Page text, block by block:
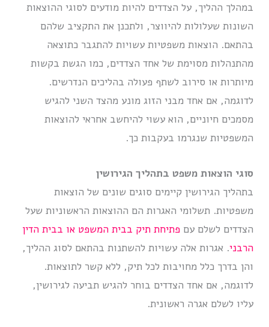
במהלך ההליך, על הצדדים להיות מודעים לסוגי ההוצאות
השונות שעלולות להיווצר, ולתכנן את התקציב שלהם
בהתאם. הוצאות משפטיות עשויות להתגבר כתוצאה
מהתנהלות מסוימת של אחד הצדדים, כמו הגשת בקשות
מיותרות או סירוב לשתף פעולה בהליכים הנדרשים.
לדוגמה, אם אחד מבני הזוג מונע מהצד השני להגיש
מסמכים חיוניים, הוא עשוי להיחשב אחראי להוצאות
המשפטיות שנגרמו בעקבות כך.
סוגי הוצאות משפט בתהליך הגירושין
בתהליך הגירושין קיימים סוגים שונים של הוצאות
משפטיות. תשלומי האגרות הם ההוצאות הראשוניות שעל
הצדדים לשלם עםפתיחת תיק בבית המשפט או בבית הדין
הרבני. אגרות אלה עשויות להשתנות בהתאם לסוג ההליך,
והן בדרך כלל מחויבות לכל תיק, ללא קשר לתוצאות.
לדוגמה, אם אחד הצדדים בוחר להגיש תביעה לגירושין,
עליו לשלם אגרה ראשונית.